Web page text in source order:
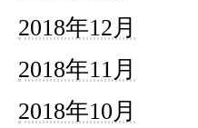
2018年12月
2018年11月
2018年10月